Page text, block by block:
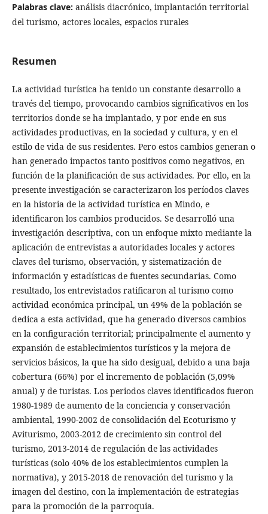
Palabras clave: análisis diacrónico, implantación territorial
del turismo, actores locales, espacios rurales
Resumen
La actividad turística ha tenido un constante desarrollo a
través del tiempo, provocando cambios significativos en los
territorios donde se ha implantado, y por ende en sus
actividades productivas, en la sociedad y cultura, y en el
estilo de vida de sus residentes. Pero estos cambios generan o
han generado impactos tanto positivos como negativos, en
función de la planificación de sus actividades. Por ello, en la
presente investigación se caracterizaron los períodos claves
en la historia de la actividad turística en Mindo, e
identificaron los cambios producidos. Se desarrolló una
investigación descriptiva, con un enfoque mixto mediante la
aplicación de entrevistas a autoridades locales y actores
claves del turismo, observación, y sistematización de
información y estadísticas de fuentes secundarias. Como
resultado, los entrevistados ratificaron al turismo como
actividad económica principal, un 49% de la población se
dedica a esta actividad, que ha generado diversos cambios
en la configuración territorial; principalmente el aumento y
expansión de establecimientos turísticos y la mejora de
servicios básicos, la que ha sido desigual, debido a una baja
cobertura (66%) por el incremento de población (5,09%
anual) y de turistas. Los periodos claves identificados fueron
1980-1989 de aumento de la conciencia y conservación
ambiental, 1990-2002 de consolidación del Ecoturismo y
Aviturismo, 2003-2012 de crecimiento sin control del
turismo, 2013-2014 de regulación de las actividades
turísticas (solo 40% de los establecimientos cumplen la
normativa), y 2015-2018 de renovación del turismo y la
imagen del destino, con la implementación de estrategias
para la promoción de la parroquia.